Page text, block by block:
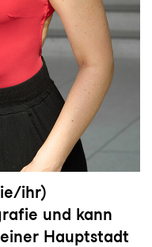
ihr)
und kann
Hauptstadt